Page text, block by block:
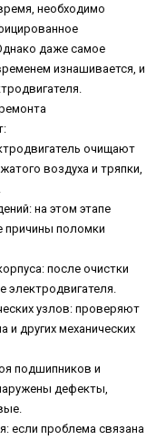
необходимо
даже самое
изнашивается, и
очищают
воздуха и тряпки,
на этом этапе
поломки
после очистки
электродвигателя.
узлов: проверяют
и других механических
подшипников и
дефекты,
если проблема связана